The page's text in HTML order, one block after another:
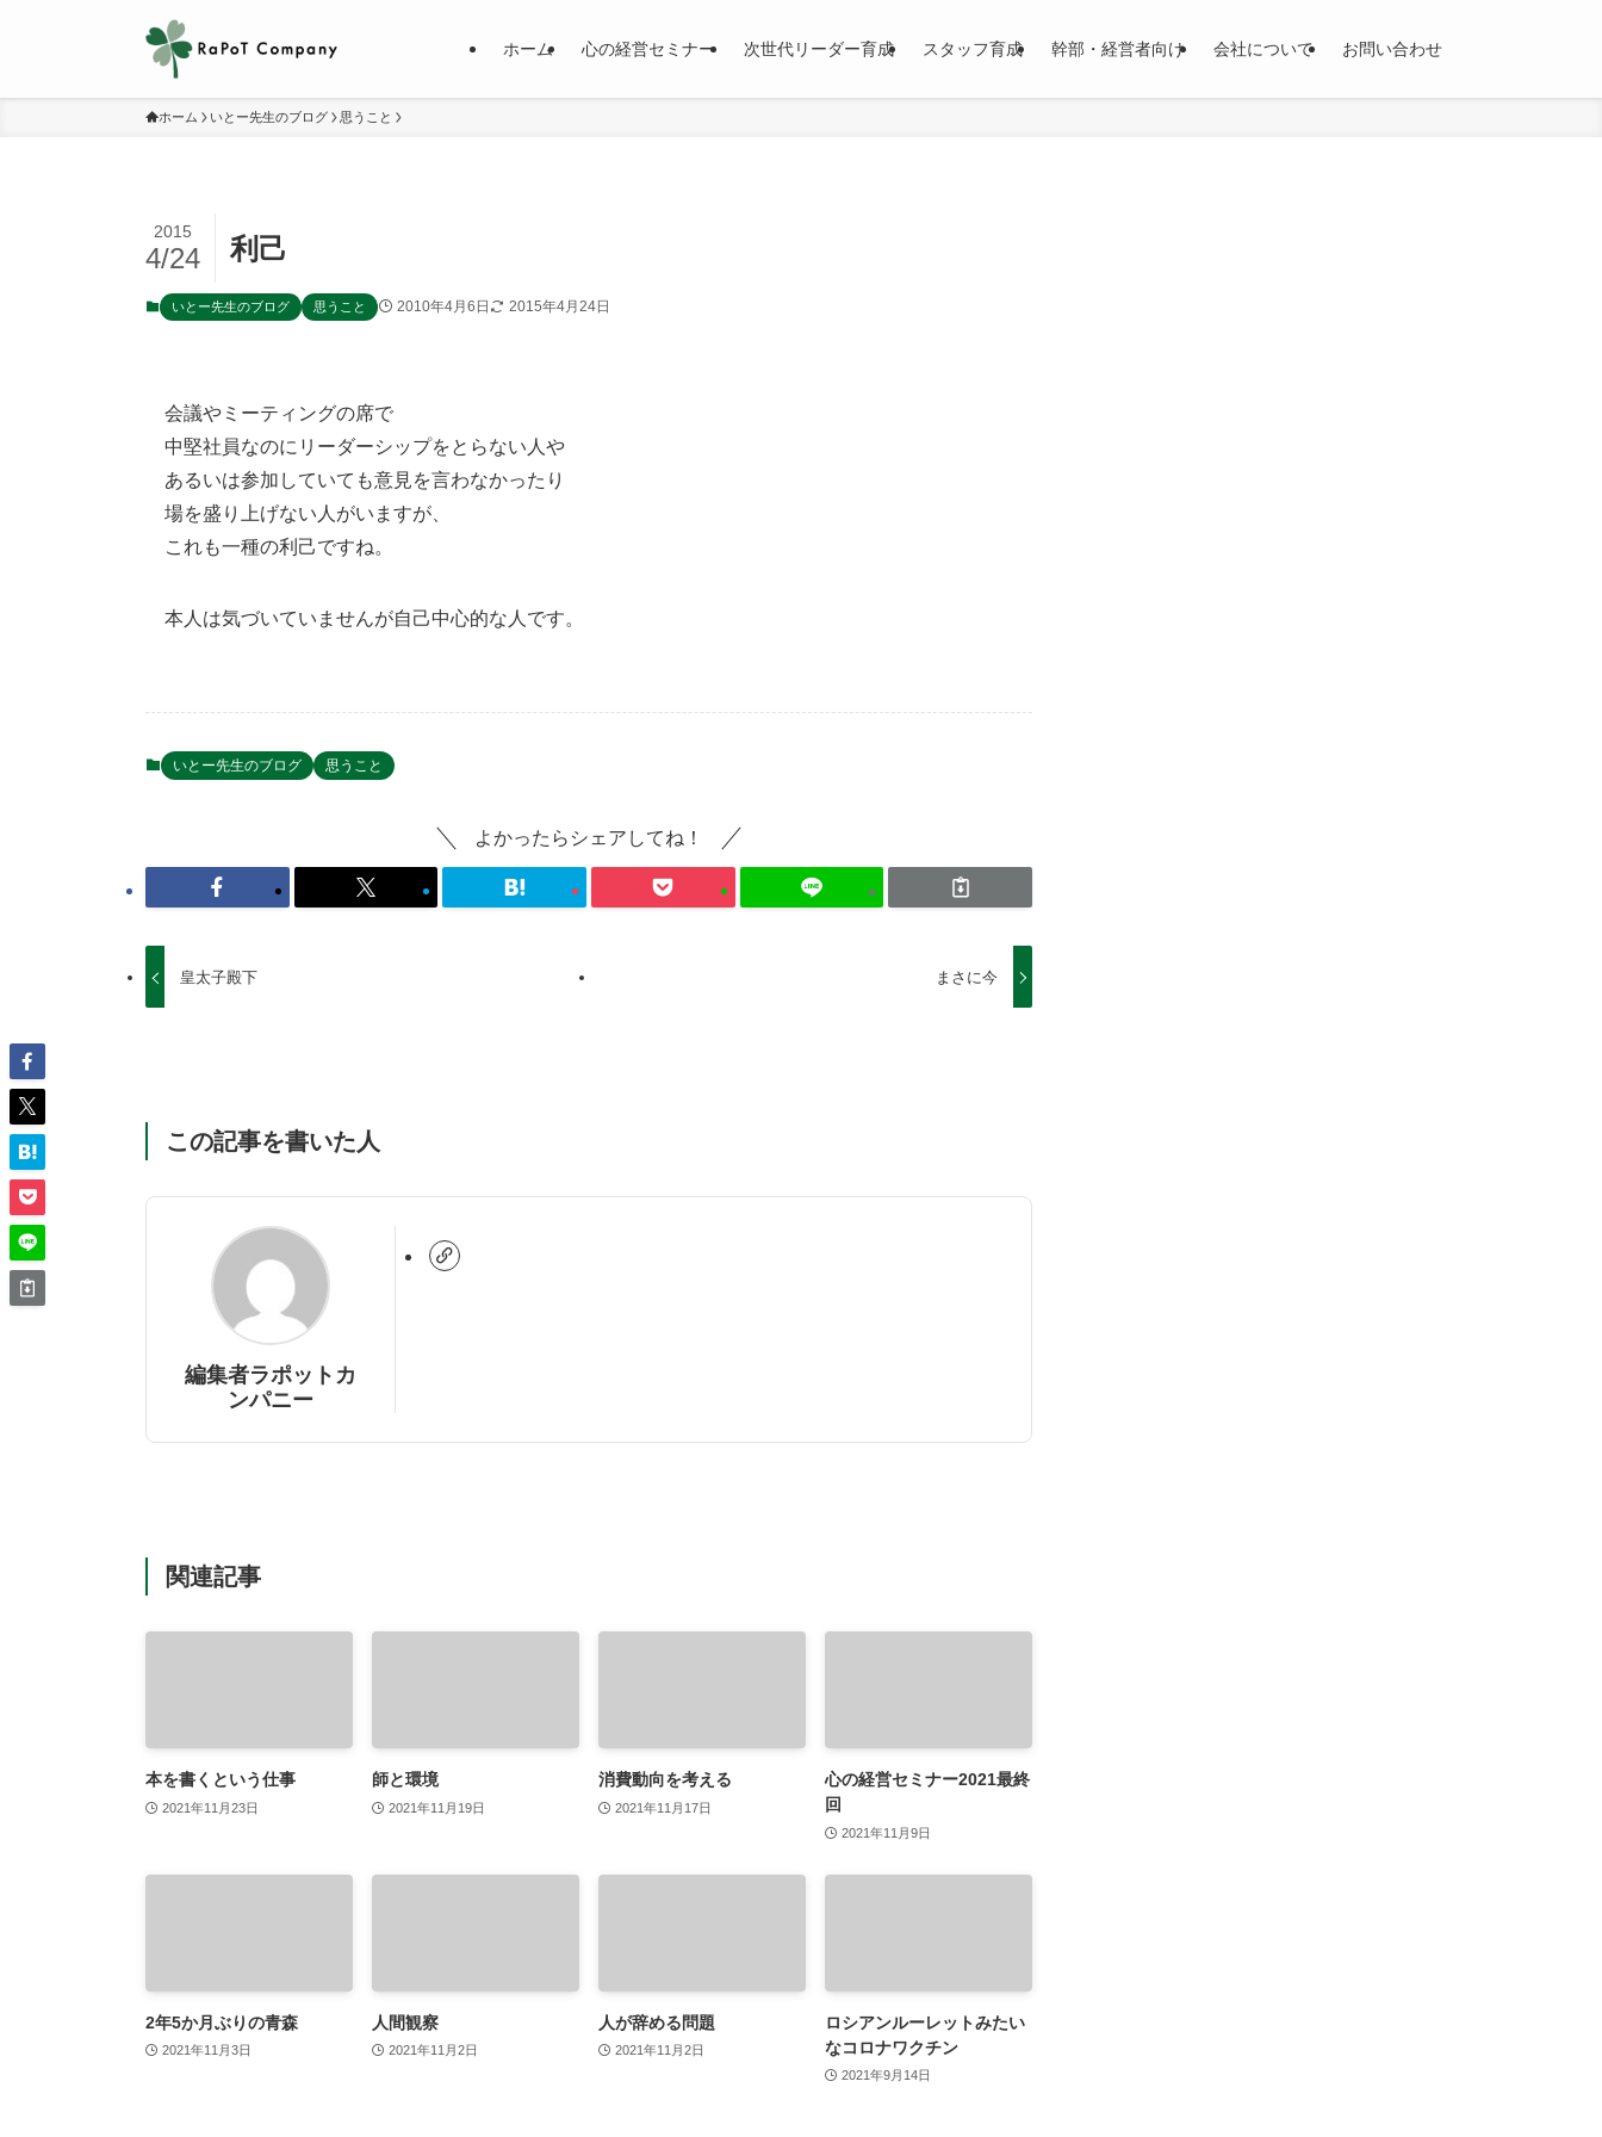
ホーム 心の経営セミナー 次世代リーダー育成 スタッフ育成 幹部・経営者向け 会社について お問い合わせ
ホーム いとー先生のブログ 思うこと
利己
2015
4/24
いとー先生のブログ 思うこと 2010年4月6日 2015年4月24日
会議やミーティングの席で
中堅社員なのにリーダーシップをとらない人や
あるいは参加していても意見を言わなかったり
場を盛り上げない人がいますが、
これも一種の利己ですね。
本人は気づいていませんが自己中心的な人です。
いとー先生のブログ 思うこと
よかったらシェアしてね！
皇太子殿下 まさに今
この記事を書いた人
編集者ラポットカ
ンパニー
関連記事
本を書くという仕事
2021年11月23日
師と環境
2021年11月19日
消費動向を考える
2021年11月17日
心の経営セミナー2021最終
回
2021年11月9日
2年5か月ぶりの青森
2021年11月3日
人間観察
2021年11月2日
人が辞める問題
2021年11月2日
ロシアンルーレットみたい
なコロナワクチン
2021年9月14日